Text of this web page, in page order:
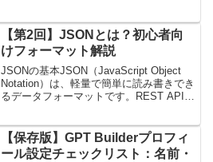
き込み、業務効率を劇的に上げる設定の
正解が分かります。
【第2回】JSONとは？初心者向
けフォーマット解説
JSONの基本JSON（JavaScript Object
Notation）は、軽量で簡単に読み書きでき
るデータフォーマットです。REST APIの
ーバリュー型J...
【保存版】GPT Builderプロフィ
ール設定チェックリスト：名前・